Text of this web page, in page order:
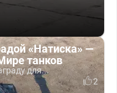
«Натиска» —
танков
для...
2